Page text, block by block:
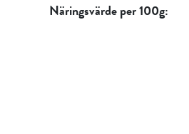
Näringsvärde per 100g: